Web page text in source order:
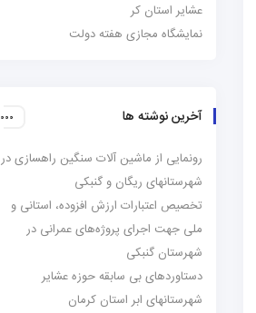
عشایر استان کر
نمایشگاه مجازی هفته دولت
آخرین نوشته ها
رونمایی از ماشین آلات سنگین راهسازی در
شهرستانهای ریگان و گنبکی
تخصیص اعتبارات ارزش افزوده، استانی و
ملی جهت اجرای پروژه‌های عمرانی در
شهرستان گنبکی
دستاوردهای بی سابقه حوزه عشایر
شهرستانهای ابر استان کرمان